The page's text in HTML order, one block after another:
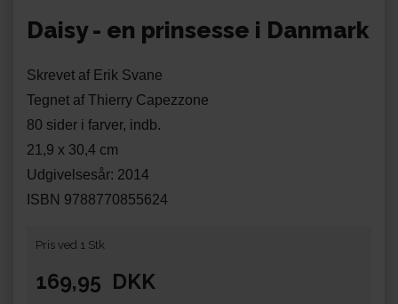
Daisy - en prinsesse i Danmark
Skrevet af Erik Svane
Tegnet af Thierry Capezzone
80 sider i farver, indb.
21,9 x 30,4 cm
Udgivelsesår: 2014
ISBN 9788770855624
Pris ved 1 Stk
169,95 DKK